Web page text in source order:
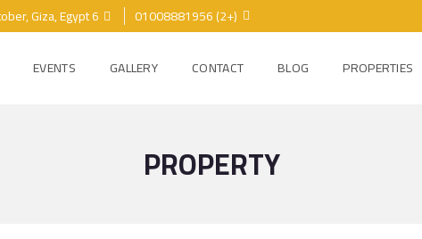
(+2) 01008881956
6 October, Giza, Egypt
PROPERTIES
BLOG
CONTACT
GALLERY
EVENTS
PROPERTY